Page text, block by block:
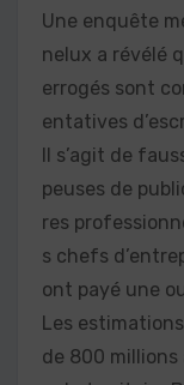
Une enquête
nelux a révélé
errogés sont
entatives
Il s’agit de
peuses de
res
s chefs
ont payé une
Les
de 800 millions